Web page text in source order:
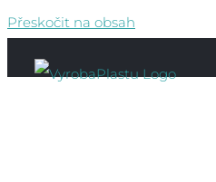
Přeskočit na obsah